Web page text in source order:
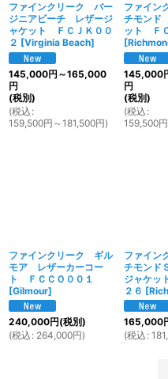
ファインクリーク バー
ジニアビーチ レザージ
ャケット ＦＣＪＫ００
２ [Virginia Beach]
145,000円 ～165,000
円
(税別)
(税込 :
159,500円 ～181,500円)
ファイン
チモンド
ット Ｆ
[
145,000
円
(税別)
(税込 :
159,500円
ファインクリーク ギル
モア レザーカーコー
ト ＦＣＣＯ００１
[Gilmour]
240,000円(税別)
(税込 : 264,000円)
ファイン
チモンド
ジャケッ
２６ [
165,000
(税込 :